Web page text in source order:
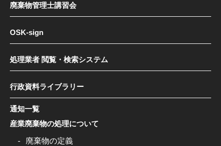
廃棄物管理士講習会
OSK-sign
処理業者 閲覧・検索システム
行政資料ライブラリー
通知一覧
産業廃棄物の処理について
廃棄物の定義